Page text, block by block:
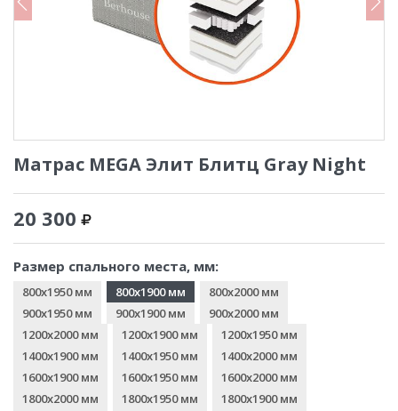
Матрас MEGA Элит Блитц Gray Night
20 300
Размер спального места, мм:
800x1950 мм 800x1900 мм
800x2000 мм
900x1950 мм
900x1900 мм
900x2000 мм
1200x2000 мм
1200x1900 мм
1200x1950 мм
1400x1900 мм
1400x1950 мм
1400x2000 мм
1600x1900 мм
1600x1950 мм
1600x2000 мм
1800x2000 мм
1800x1950 мм
1800x1900 мм